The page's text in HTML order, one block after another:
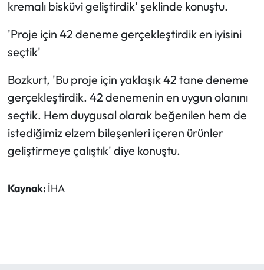
kremalı bisküvi geliştirdik' şeklinde konuştu.
'Proje için 42 deneme gerçekleştirdik en iyisini
seçtik'
Bozkurt, 'Bu proje için yaklaşık 42 tane deneme
gerçekleştirdik. 42 denemenin en uygun olanını
seçtik. Hem duygusal olarak beğenilen hem de
istediğimiz elzem bileşenleri içeren ürünler
geliştirmeye çalıştık' diye konuştu.
Kaynak: İHA